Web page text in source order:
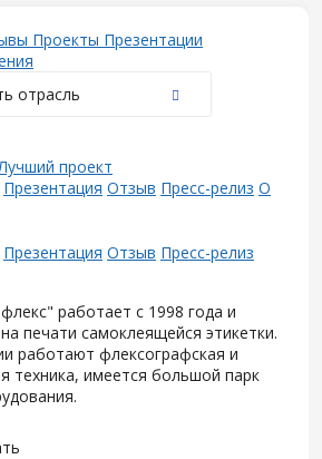
Проекты Презентации
отрасль
Презентация Отзыв Пресс-релиз О
Презентация Отзыв Пресс-релиз
работает с 1998 года и
печати самоклеящейся этикетки.
работают флексографская и
техника, имеется большой парк